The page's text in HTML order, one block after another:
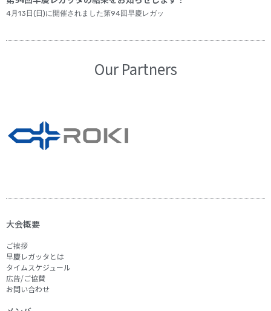
4月13日(日)に開催されました第94回早慶レガッ
Our Partners
大会概要
ご挨拶
早慶レガッタとは
タイムスケジュール
広告/ご協賛
お問い合わせ